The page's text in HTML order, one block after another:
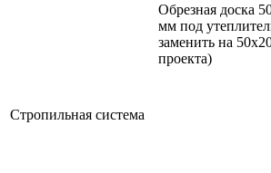
Стропильная система
Обрезная доска
мм под
заменить на
проекта)